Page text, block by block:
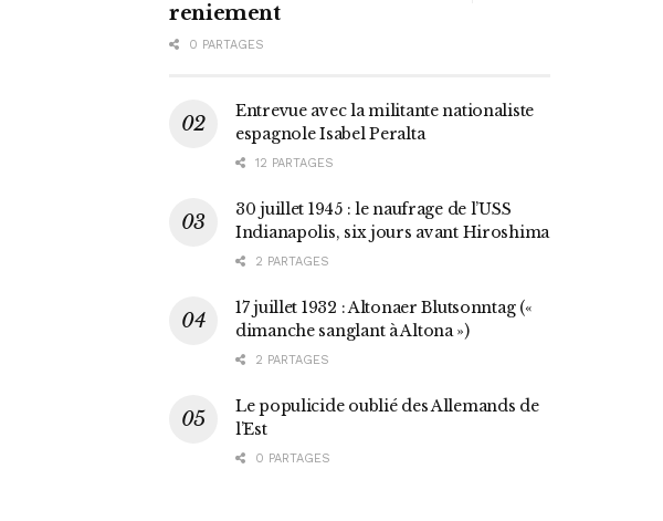
reniement
0 PARTAGES
Entrevue avec la militante nationaliste
espagnole Isabel Peralta
12 PARTAGES
30 juillet 1945 : le naufrage de l’USS
Indianapolis, six jours avant Hiroshima
2 PARTAGES
17 juillet 1932 : Altonaer Blutsonntag («
dimanche sanglant à Altona »)
2 PARTAGES
Le populicide oublié des Allemands de
l’Est
0 PARTAGES